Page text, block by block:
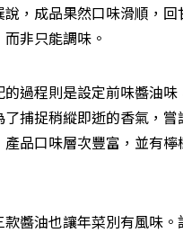
說，成品果然口味滑順，
非只能調味。
的過程則是設定前味醬油
了捕捉稍縱即逝的香氣，
產品口味層次豐富，並有檸
醬油也讓年菜別有風味。